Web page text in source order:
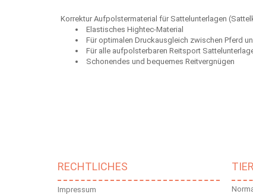
Korrektur Aufpolstermaterial für Sattelunterlagen
Elastisches Hightec-Material
Für optimalen Druckausgleich zwischen Pferd
Für alle aufpolsterbaren Reitsport
Schonendes und bequemes Reitvergnügen
RECHTLICHES
Impressum